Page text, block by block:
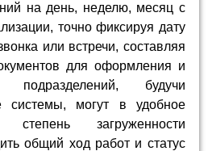
на день, неделю, месяц с
точно фиксируя дату
или встречи, составляя
для оформления и
подразделений, будучи
системы, могут в удобное
загруженности
общий ход работ и статус